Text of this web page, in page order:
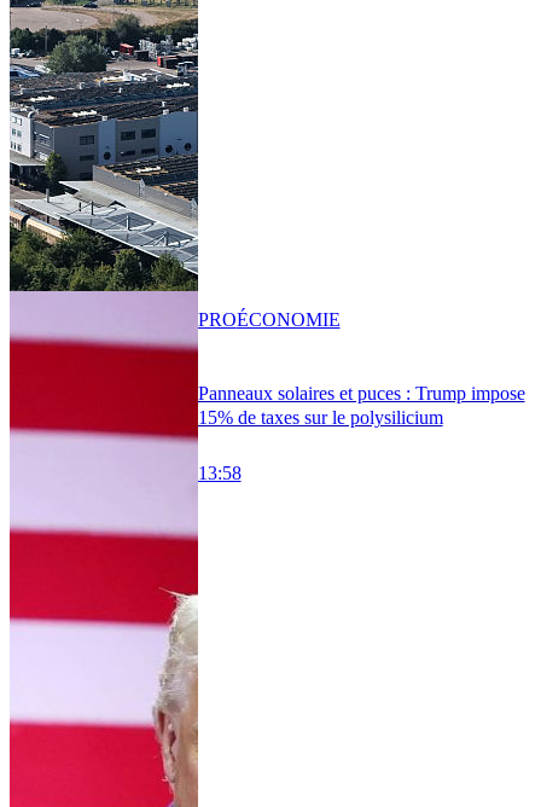
Panneaux solaires et puces : Trump impose
15% de taxes sur le polysilicium
13:58
PROÉCONOMIE